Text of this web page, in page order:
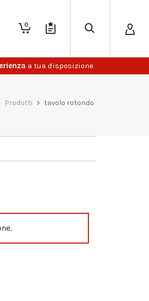
0
a tua disposizione
Prodotti > tavolo rotondo